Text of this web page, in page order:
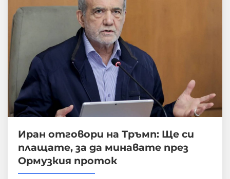
Иран отговори на Тръмп: Ще си
плащате, за да минавате през
Ормузкия проток